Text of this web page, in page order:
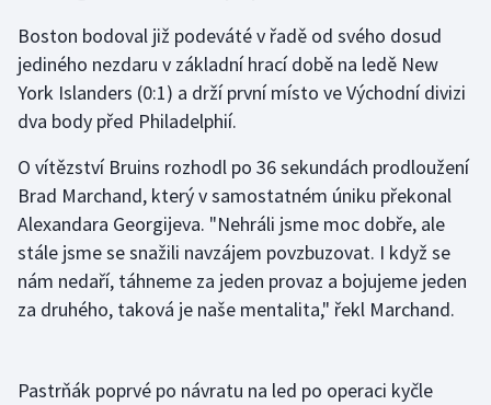
Golf
Gymnastika
Házená
Jezdectví
Judo
Krasobruslení
Boston bodoval již podeváté v řadě od svého dosud
jediného nezdaru v základní hrací době na ledě New
York Islanders (0:1) a drží první místo ve Východní divizi
dva body před Philadelphií.
O vítězství Bruins rozhodl po 36 sekundách prodloužení
Brad Marchand, který v samostatném úniku překonal
Alexandara Georgijeva. "Nehráli jsme moc dobře, ale
stále jsme se snažili navzájem povzbuzovat. I když se
nám nedaří, táhneme za jeden provaz a bojujeme jeden
za druhého, taková je naše mentalita," řekl Marchand.
Pastrňák poprvé po návratu na led po operaci kyčle